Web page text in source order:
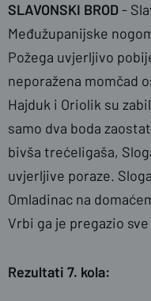
SLAVONSKI BROD-
Međužupanijske
Požega uvjerljivo
neporažena momčad
Hajduk i Oriolik su
samo dva boda
bivša trećeligaša,
uvjerljive poraze.
Omladinac na
Vrbi ga je pregazio
Rezultati 7. kola: